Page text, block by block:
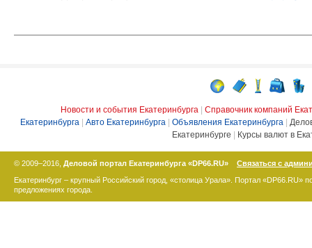
Новости и события Екатеринбурга
Справочник компаний
Екатеринбурга
Авто Екатеринбурга Объявления Екатеринбурга
Екатеринбурге
Курсы валют в
© 2009–2016, Деловой портал Екатеринбурга «DP66.RU»
Связаться с
Екатеринбург – крупный Российский город, «столица Урала». Портал «DP66.RU»
предложениях города.